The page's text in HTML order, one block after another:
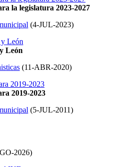
la legislatura 2023-2027
(4-JUL-2023)
León
(11-ABR-2020)
2019-2023
(5-JUL-2011)
2026)